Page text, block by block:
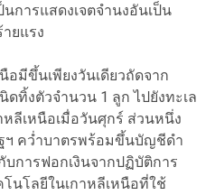
การแสดงเจตจำนงอันเป็น
ยแรง
อมีขึ้นเพียงวันเดียวถัดจาก
ดทิ้งตัวจำนวน 1 ลูก ไปยังทะเล
ลีเหนือเมื่อวันศุกร์ ส่วนหนึ่ง
ฯ คว่ำบาตรพร้อมขึ้นบัญชีดำ
การฟอกเงินจากปฏิบัติการ
นโลยีในเกาหลีเหนือที่ใช้